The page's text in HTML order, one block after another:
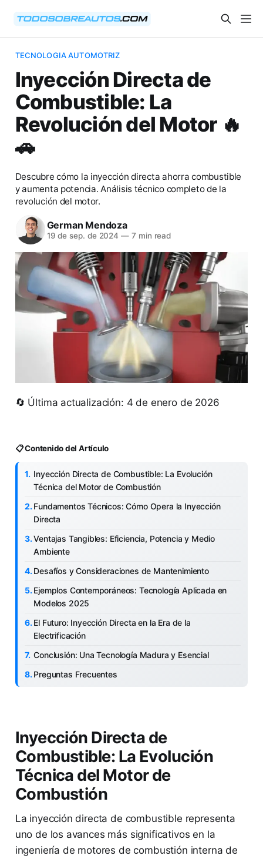
TECNOLOGIA AUTOMOTRIZ
Inyección Directa de
Combustible: La
Revolución del Motor 🔥
🚗
Descubre cómo la inyección directa ahorra combustible
y aumenta potencia. Análisis técnico completo de la
revolución del motor.
German Mendoza
19 de sep. de 2024 — 7 min read
🔄 Última actualización: 4 de enero de 2026
📋 Contenido del Artículo
Inyección Directa de Combustible: La Evolución
Técnica del Motor de Combustión
Fundamentos Técnicos: Cómo Opera la Inyección
Directa
Ventajas Tangibles: Eficiencia, Potencia y Medio
Ambiente
Desafíos y Consideraciones de Mantenimiento
Ejemplos Contemporáneos: Tecnología Aplicada en
Modelos 2025
El Futuro: Inyección Directa en la Era de la
Electrificación
Conclusión: Una Tecnología Madura y Esencial
Preguntas Frecuentes
Inyección Directa de
Combustible: La Evolución
Técnica del Motor de
Combustión
La inyección directa de combustible representa
uno de los avances más significativos en la
ingeniería de motores de combustión interna de